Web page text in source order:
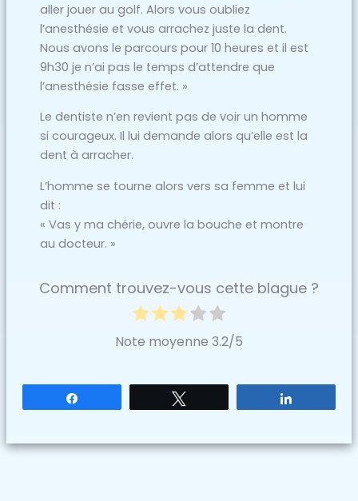
aller jouer au golf. Alors vous oubliez
l’anesthésie et vous arrachez juste la dent.
Nous avons le parcours pour 10 heures et il est
9h30 je n’ai pas le temps d’attendre que
l’anesthésie fasse effet. »
Le dentiste n’en revient pas de voir un homme
si courageux. Il lui demande alors qu’elle est la
dent à arracher.
L’homme se tourne alors vers sa femme et lui
dit :
« Vas y ma chérie, ouvre la bouche et montre
au docteur. »
Comment trouvez-vous cette blague ?
Note moyenne 3.2/5